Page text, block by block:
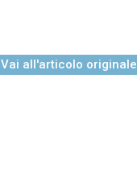
Vai all'articolo originale